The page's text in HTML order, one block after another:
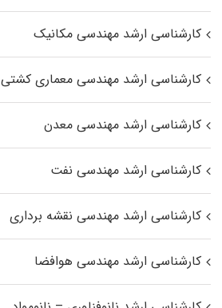
کارشناسی ارشد مهندسی مکانیک
کارشناسی ارشد مهندسی معماری کشتی
کارشناسی ارشد مهندسی معدن
کارشناسی ارشد مهندسی نفت
کارشناسی ارشد مهندسی نقشه برداری
کارشناسی ارشد مهندسی هوافضا